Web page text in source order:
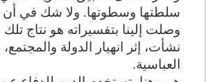
سلطتها وسطوتها. ولا شك في أن
وصلت إلينا بتفسيراته هو نتاج تلك
نشأت، إثر انهيار الدولة والمجتمع،
العباسية.